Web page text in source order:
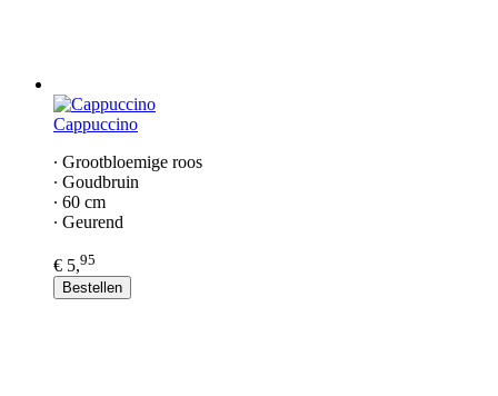
Cappuccino
∙ Grootbloemige roos
∙ Goudbruin
∙ 60 cm
∙ Geurend
€ 5,95
Bestellen